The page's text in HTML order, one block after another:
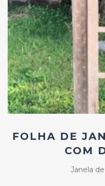
FOLHA DE
COM
Janela